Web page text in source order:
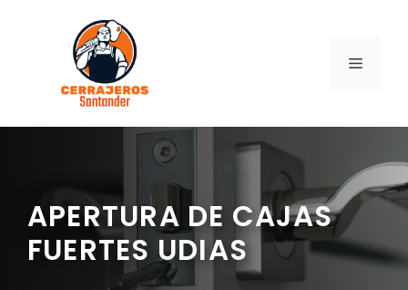
contenido
MENÚ
APERTURA DE CAJAS
FUERTES UDIAS